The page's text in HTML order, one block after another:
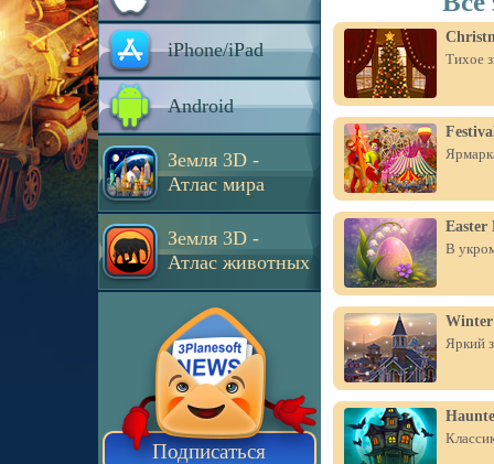
iPhone/iPad
Android
Земля 3D -
Атлас мира
Земля 3D -
Атлас животных
Подписаться
Тихое
Easter
В
Winter
Яркий